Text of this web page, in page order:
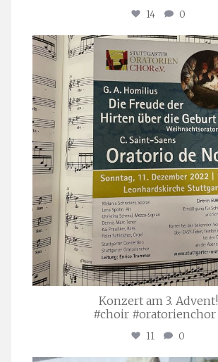
14 0
stuttgarter_oratorienchor
Nov. 29
Konzert am 3. Advent!
#choir #oratorienchor
11 0